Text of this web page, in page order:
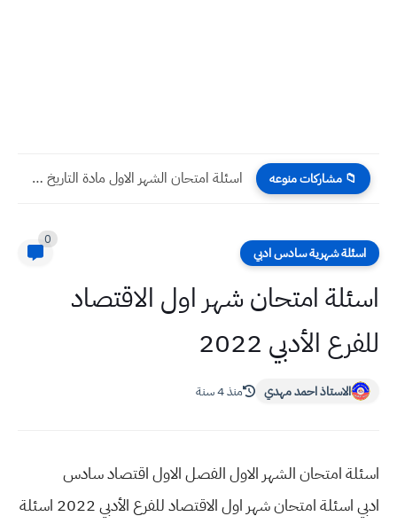
📁 مشاركات منوعه اسئلة امتحان الشهر الاول مادة التاريخ صف الخامس الادبي
اسئلة شهرية سادس ادبي
0
اسئلة امتحان شهر اول الاقتصاد
للفرع الأدبي 2022
الاستاذ احمد مهدي منذ 4 سنة
اسئلة امتحان الشهر الاول الفصل الاول اقتصاد سادس
ادبي اسئلة امتحان شهر اول الاقتصاد للفرع الأدبي 2022 اسئلة